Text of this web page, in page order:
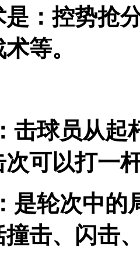
：控势抢
等。
击球员从起
可以打一
是轮次中的
击、闪击